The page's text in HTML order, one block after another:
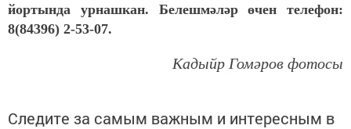
йортында урнашкан. Белешмәләр өчен телефон:
8(84396) 2-53-07.
Кадыйр Гомәров фотосы
Следите за самым важным и интересным в